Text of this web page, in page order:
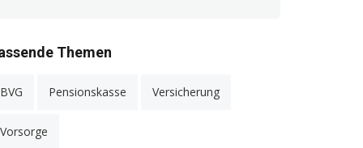
Themen
BVG Pensionskasse Versicherung
Vorsorge